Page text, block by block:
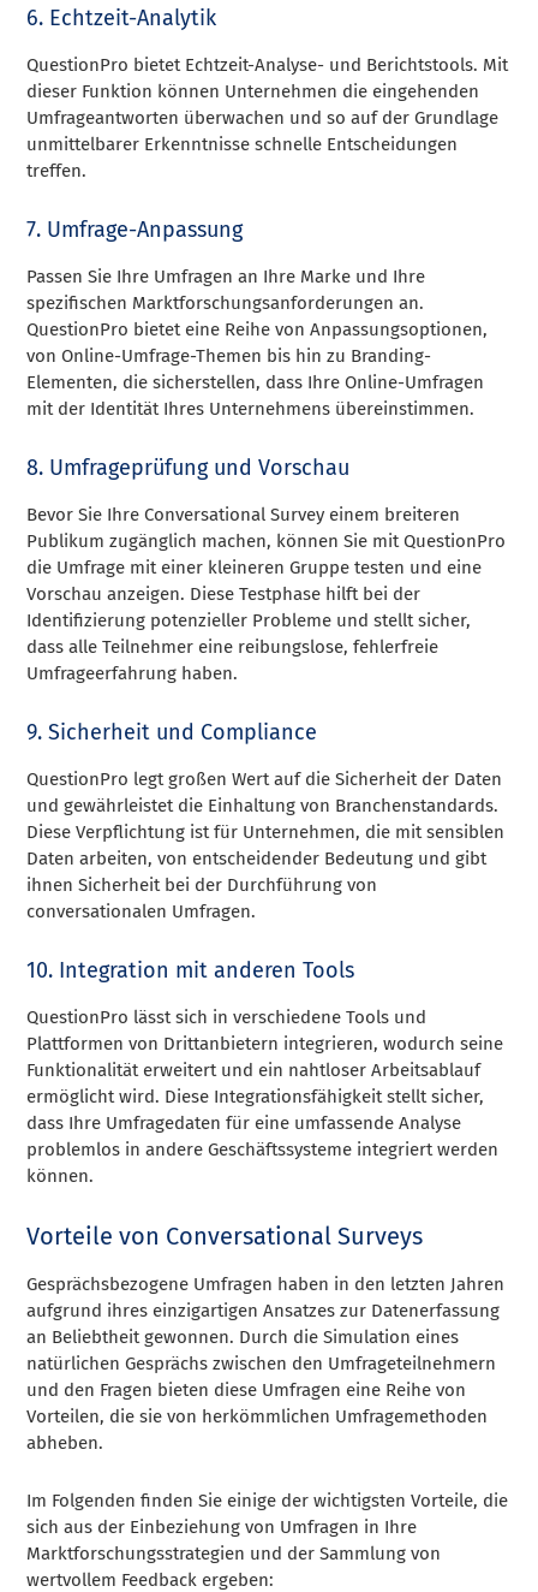
6. Echtzeit-Analytik
QuestionPro bietet Echtzeit-Analyse- und Berichtstools. Mit
dieser Funktion können Unternehmen die eingehenden
Umfrageantworten überwachen und so auf der Grundlage
unmittelbarer Erkenntnisse schnelle Entscheidungen
treffen.
7. Umfrage-Anpassung
Passen Sie Ihre Umfragen an Ihre Marke und Ihre
spezifischen Marktforschungsanforderungen an.
QuestionPro bietet eine Reihe von Anpassungsoptionen,
von Online-Umfrage-Themen bis hin zu Branding-
Elementen, die sicherstellen, dass Ihre Online-Umfragen
mit der Identität Ihres Unternehmens übereinstimmen.
8. Umfrageprüfung und Vorschau
Bevor Sie Ihre Conversational Survey einem breiteren
Publikum zugänglich machen, können Sie mit QuestionPro
die Umfrage mit einer kleineren Gruppe testen und eine
Vorschau anzeigen. Diese Testphase hilft bei der
Identifizierung potenzieller Probleme und stellt sicher,
dass alle Teilnehmer eine reibungslose, fehlerfreie
Umfrageerfahrung haben.
9. Sicherheit und Compliance
QuestionPro legt großen Wert auf die Sicherheit der Daten
und gewährleistet die Einhaltung von Branchenstandards.
Diese Verpflichtung ist für Unternehmen, die mit sensiblen
Daten arbeiten, von entscheidender Bedeutung und gibt
ihnen Sicherheit bei der Durchführung von
conversationalen Umfragen.
10. Integration mit anderen Tools
QuestionPro lässt sich in verschiedene Tools und
Plattformen von Drittanbietern integrieren, wodurch seine
Funktionalität erweitert und ein nahtloser Arbeitsablauf
ermöglicht wird. Diese Integrationsfähigkeit stellt sicher,
dass Ihre Umfragedaten für eine umfassende Analyse
problemlos in andere Geschäftssysteme integriert werden
können.
Vorteile von Conversational Surveys
Gesprächsbezogene Umfragen haben in den letzten Jahren
aufgrund ihres einzigartigen Ansatzes zur Datenerfassung
an Beliebtheit gewonnen. Durch die Simulation eines
natürlichen Gesprächs zwischen den Umfrageteilnehmern
und den Fragen bieten diese Umfragen eine Reihe von
Vorteilen, die sie von herkömmlichen Umfragemethoden
abheben.
Im Folgenden finden Sie einige der wichtigsten Vorteile, die
sich aus der Einbeziehung von Umfragen in Ihre
Marktforschungsstrategien und der Sammlung von
wertvollem Feedback ergeben: